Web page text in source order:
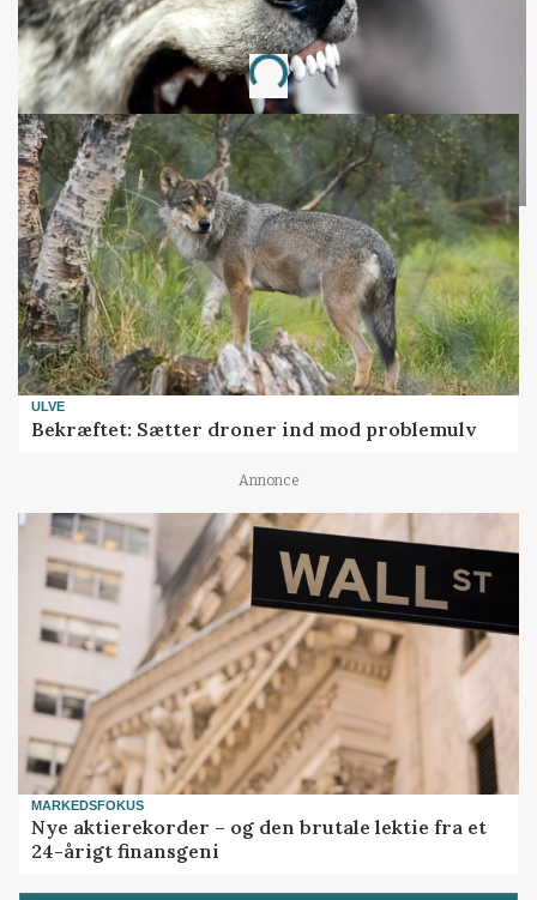
Annonce
Loading...
ULVE
Bekræftet: Sætter droner ind mod problemulv
Annonce
MARKEDSFOKUS
Nye aktierekorder – og den brutale lektie fra et
24-årigt finansgeni